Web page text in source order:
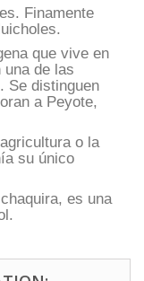
Finamente
que vive en
una de las
Se distinguen
a Peyote,
o la
su único
es una